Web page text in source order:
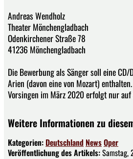
Andreas Wendholz
Theater Mönchengladbach
Odenkirchener Straße 78
41236 Mönchengladbach
Die Bewerbung als Sänger soll eine
Arien (davon eine von Mozart)
Vorsingen im März 2020 erfolgt nur
Weitere Informationen zu
Kategorien: Deutschland NewsOper
Veröffentlichung des Artikels:Samstag,